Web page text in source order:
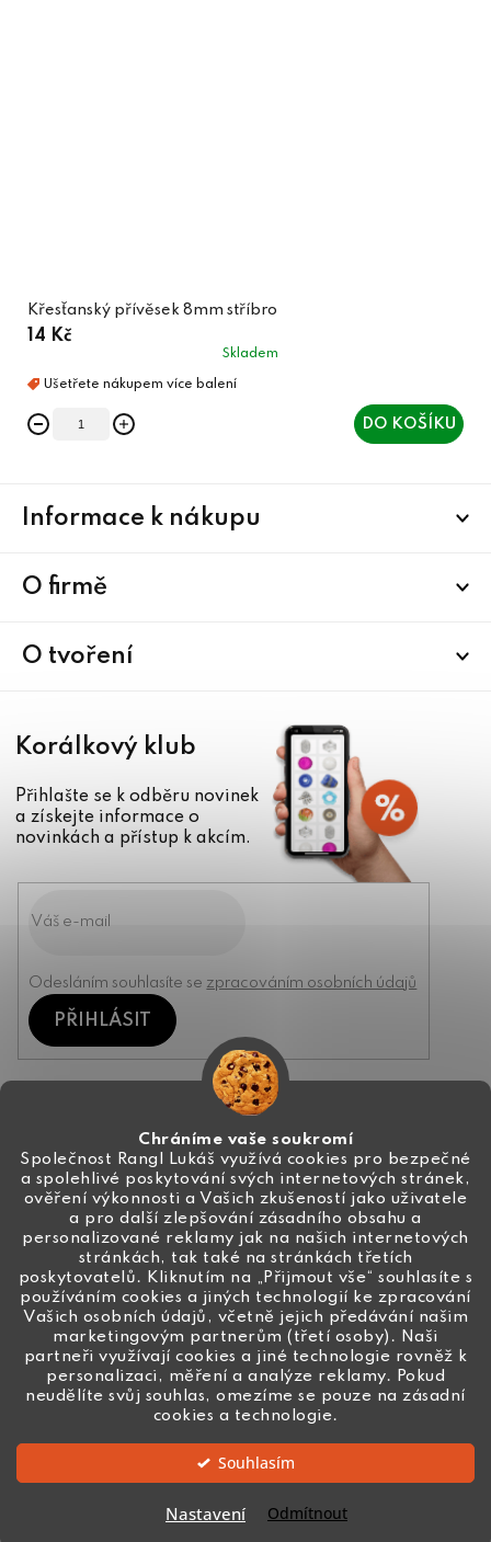
Chráníme vaše soukromí
Společnost Rangl Lukáš využívá cookies pro bezpečné
a spolehlivé poskytování svých internetových stránek,
ověření výkonnosti a Vašich zkušeností jako uživatele
a pro další zlepšování zásadního obsahu a
personalizované reklamy jak na našich internetových
stránkách, tak také na stránkách třetích
poskytovatelů. Kliknutím na „Přijmout vše“ souhlasíte s
používáním cookies a jiných technologií ke zpracování
Vašich osobních údajů, včetně jejich předávání našim
marketingovým partnerům (třetí osoby). Naši
partneři využívají cookies a jiné technologie rovněž k
personalizaci, měření a analýze reklamy. Pokud
neudělíte svůj souhlas, omezíme se pouze na zásadní
cookies a technologie.
Souhlasím
Nastavení Odmítnout
Křesťanský přívěsek 8mm stříbro
14 Kč
Skladem
DO KOŠÍKU
Informace k nákupu
O firmě
O tvoření
Korálkový klub
Přihlašte se k odběru novinek
a získejte informace o
novinkách a přístup k akcím.
Odesláním souhlasíte se zpracováním osobních údajů
PŘIHLÁSIT
info@ceske-koralky.cz
+420 774 444 191